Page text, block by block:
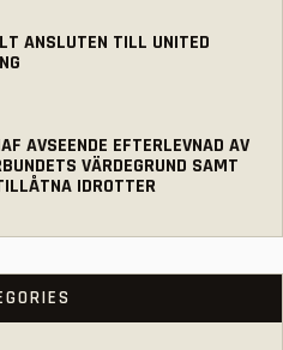
ANSLUTEN TILL UNITED
AVSEENDE EFTERLEVNAD AV
VÄRDEGRUND SAMT
IDROTTER